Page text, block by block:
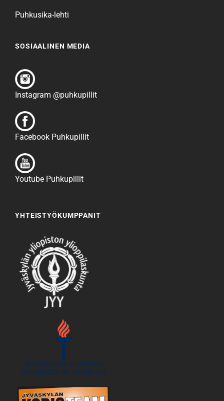
Puhkusika-lehti
SOSIAALINEN MEDIA
Instagram @puhkupillit
Facebook Puhkupillit
Youtube Puhkupillit
YHTEISTYÖKUMPPANIT